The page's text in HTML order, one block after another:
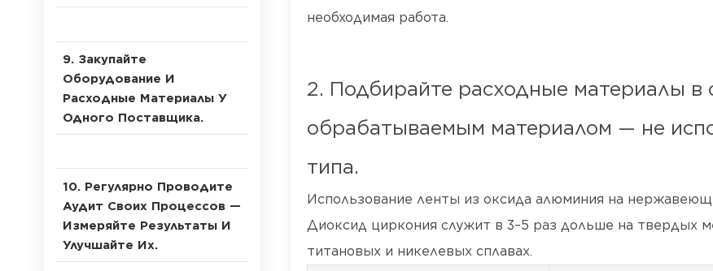
9. Закупайте
Оборудование И
Расходные Материалы У
Одного Поставщика.
10. Регулярно Проводите
Аудит Своих Процессов —
Измеряйте Результаты И
Улучшайте Их.
необходимая работа.
2. Подбирайте расходные материалы в
обрабатываемым материалом — не
типа.
Использование ленты из оксида алюминия на
Диоксид циркония служит в 3–5 раз дольше на твердых
титановых и никелевых сплавах.